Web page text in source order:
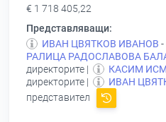
€ 1 718 405,22
Представляващи:
ИВАН ЦВЯТКОВ ИВАНОВ -
РАЛИЦА РАДОСЛАВОВА
директорите |
КАСИМ
директорите |
ИВАН
представител